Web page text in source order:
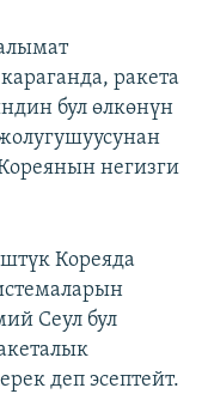
ракета
бул өлкөнүн
негизги
Кореяда
Сеул бул
деп эсептейт.